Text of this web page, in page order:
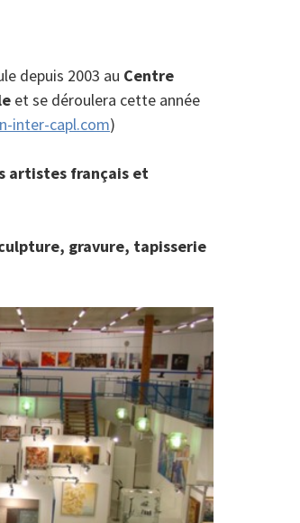
depuis 2003 au Centre
et se déroulera cette année
inter-capl.com)
artistes français et
gravure, tapisserie